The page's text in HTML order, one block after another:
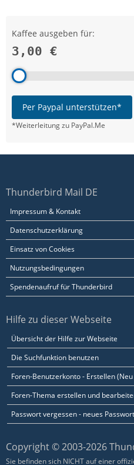
Kaffee ausgeben für:
3,00 €
Per Paypal unterstützen*
*Weiterleitung zu PayPal.Me
Thunderbird Mail DE
Impressum & Kontakt
Datenschutzerklärung
Einsatz von Cookies
Nutzungsbedingungen
Spendenaufruf für Thunderbird
Hilfe zu dieser Webseite
Übersicht der Hilfe zur Webseite
Die Suchfunktion benutzen
Foren-Benutzerkonto - Erstellen
Foren-Thema erstellen und
Passwort vergessen - neues
Copyright © 2003-2026
Sie befinden sich NICHT auf einer